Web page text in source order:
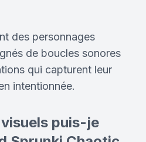
des personnages
de boucles sonores
qui capturent leur
intentionnée.
puis-je